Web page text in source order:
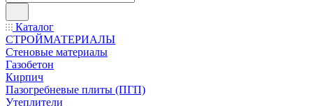
Каталог
СТРОЙМАТЕРИАЛЫ
Стеновые материалы
Газобетон
Кирпич
Пазогребневые плиты (ПГП)
Утеплители